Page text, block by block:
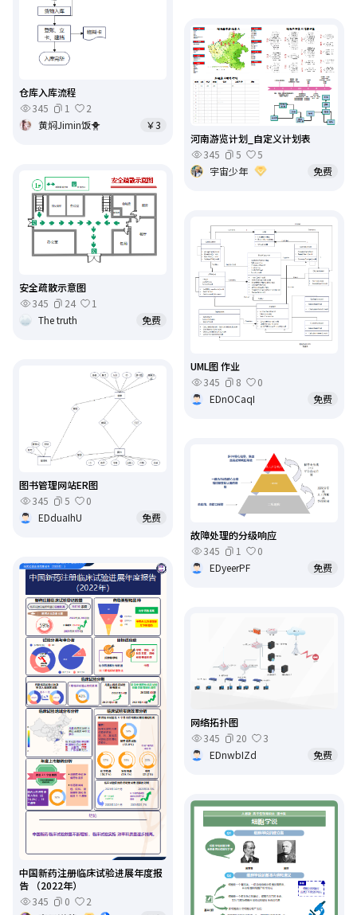
仓库入库流程
345
1
2
黄焖Jimin饭🐥
￥3
河南游览计划_自定义计划表
345
5
5
宇宙少年
免费
安全疏散示意图
345
24
1
The truth
免费
UML图 作业
345
8
0
EDnOCaqI
免费
图书管理网站ER图
345
5
0
EDduaIhU
免费
故障处理的分级响应
345
1
0
EDyeerPF
免费
中国新药注册临床试验进展年度报
告 （2022年）
345
0
2
网络拓扑图
345
20
3
EDnwbIZd
免费